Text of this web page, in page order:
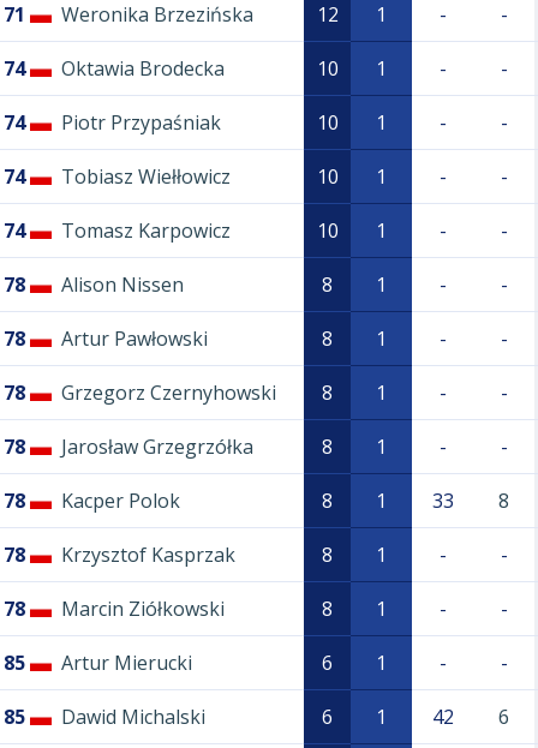
71 Weronika Brzezińska 12 1 - -
74 Oktawia Brodecka 10 1 - -
74 Piotr Przypaśniak 10 1 - -
74 Tobiasz Wiełłowicz 10 1 - -
74 Tomasz Karpowicz 10 1 - -
78 Alison Nissen 8 1 - -
78 Artur Pawłowski 8 1 - -
78 Grzegorz Czernyhowski 8 1 - -
78 Jarosław Grzegrzółka 8 1 - -
78 Kacper Polok 8 1 33 8
78 Krzysztof Kasprzak 8 1 - -
78 Marcin Ziółkowski 8 1 - -
85 Artur Mierucki 6 1 - -
85 Dawid Michalski 6 1 42 6